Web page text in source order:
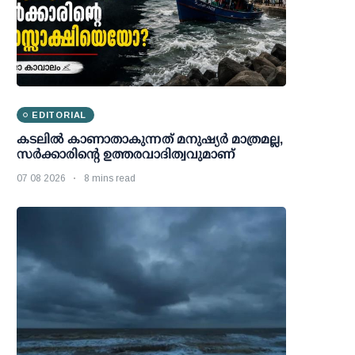
EDITORIAL
കടലിൽ കാണാതാകുന്നത് മനുഷ്യർ മാത്രമല്ല,
സർക്കാരിന്റെ ഉത്തരവാദിത്വവുമാണ്
07 08 2026 8 mins read